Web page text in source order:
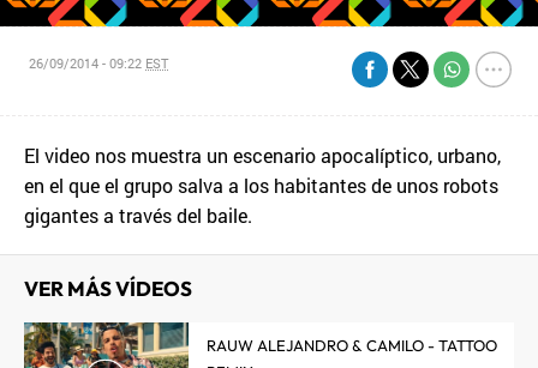
26/09/2014 - 09:22 EST
El video nos muestra un escenario apocalíptico, urbano,
en el que el grupo salva a los habitantes de unos robots
gigantes a través del baile.
VER MÁS VÍDEOS
RAUW ALEJANDRO & CAMILO - TATTOO